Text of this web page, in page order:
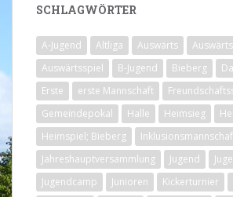
SCHLAGWÖRTER
A-Jugend Altliga Auswärts
Auswärtsspiel
B-Jugend Bieberg
Erste
erste Mannschaft
Gemeindepokal
Halle Heimsieg
Heimspiel; Bieberg
Jahreshauptversammlung
Jugend
Jugendcamp
Junioren Kickerturnier